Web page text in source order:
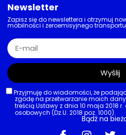
Newsletter
Zapisz się do newslettera i otrzymuj
mobilności i zeroemisyjnego transportu
Przyjmuję do wiadomości, że
zgodę na przetwarzanie moich
treścią Ustawy z dnia 10 maja 2018
osobowych (Dz.U. 2018 poz. 1000).
Wyślij
Bądź na